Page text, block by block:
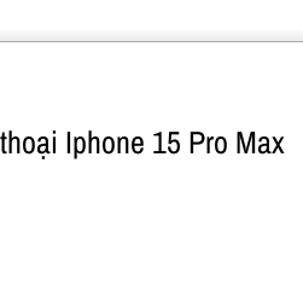
Iphone 15 Pro Max